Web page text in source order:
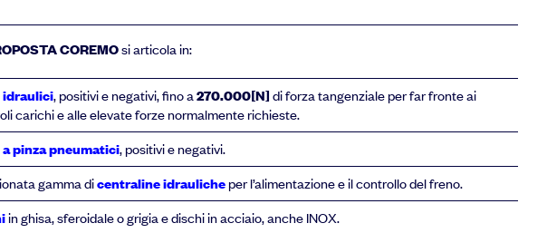
COREMOsi articola in:
idraulici, positivi e negativi, fino a270.000[N] di forza tangenziale per far fronte ai
carichi e alle elevate forze normalmente richieste.
pinza pneumatici, positivi e negativi.
gamma dicentraline idraulicheper l’alimentazione e il controllo del freno.
in ghisa, sferoidale o grigia e dischi in acciaio, anche INOX.